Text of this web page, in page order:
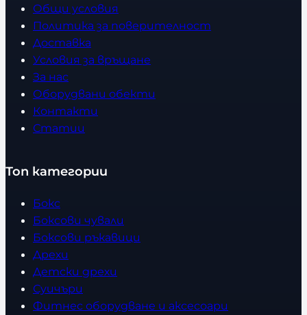
Общи условия
Политика за поверителност
Доставка
Условия за връщане
За нас
Оборудвани обекти
Контакти
Статии
Топ категории
Бокс
Боксови чували
Боксови ръкавици
Дрехи
Детски дрехи
Суичъри
Фитнес оборудване и аксесоари